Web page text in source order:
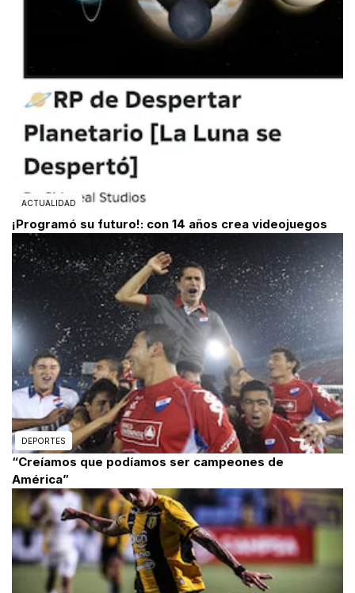
ACTUALIDAD
¡Programó su futuro!: con 14 años crea videojuegos
DEPORTES
“Creíamos que podíamos ser campeones de
América”